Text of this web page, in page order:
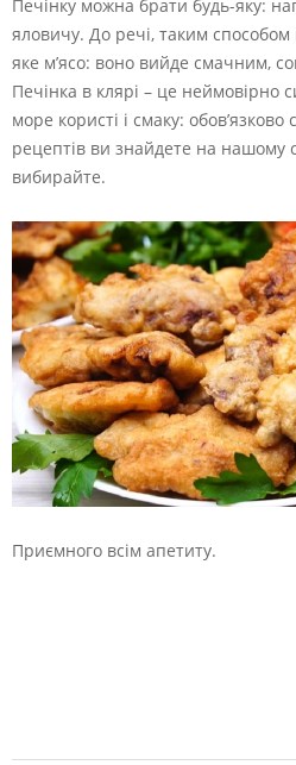
Печінку можна брати будь-яку:
яловичу. До речі, таким
яке м’ясо: воно вийде смачним,
Печінка в клярі – це неймовірно
море користі і смаку:
рецептів ви знайдете на нашому
вибирайте.
Приємного всім апетиту.